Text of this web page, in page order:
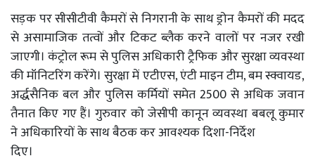
सड़क पर सीसीटीवी कैमरों से निगरानी के साथ ड्रोन कैमरों की मदद
से असामाजिक तत्वों और टिकट ब्लैक करने वालों पर नजर रखी
जाएगी। कंट्रोल रूम से पुलिस अधिकारी ट्रैफिक और सुरक्षा व्यवस्था
की मॉनिटरिंग करेंगे। सुरक्षा में एटीएस, एंटी माइन टीम, बम स्क्वायड,
अर्द्धसैनिक बल और पुलिस कर्मियों समेत 2500 से अधिक जवान
तैनात किए गए हैं। गुरुवार को जेसीपी कानून व्यवस्था बबलू कुमार
ने अधिकारियों के साथ बैठक कर आवश्यक दिशा-निर्देश
दिए।